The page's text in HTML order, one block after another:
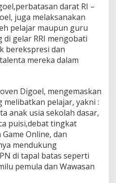
darat RI –
juga melaksanakan
pelajar maupun guru
di gelar RRI mengobati
berekspresi dan
mereka dalam
Digoel, mengemaskan
pelajar, yakni :
anak usia sekolah dasar,
puisi,debat tingkat
Online, dan
mendukung
di tapal batas seperti
pemula dan Wawasan